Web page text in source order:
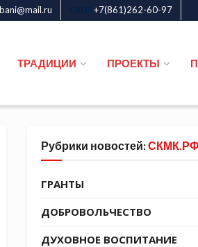
+7(861)262-60-97
ТРАДИЦИИ ПРОЕКТЫ
Рубрики новостей:СКМК.РФ
ГРАНТЫ
ДОБРОВОЛЬЧЕСТВО
ДУХОВНОЕ ВОСПИТАНИЕ